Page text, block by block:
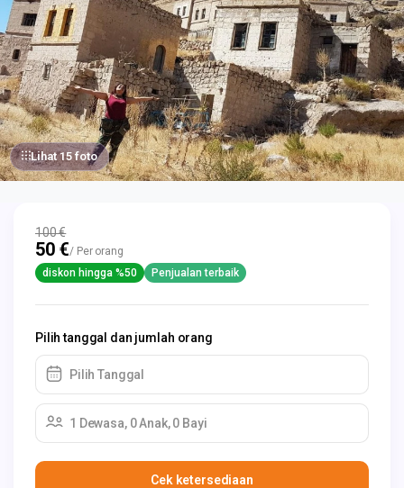
Lihat 15 foto
100 €
50 €/ Per orang
diskon hingga %50
Penjualan terbaik
Pilih tanggal dan jumlah orang
Pilih Tanggal
1 Dewasa, 0 Anak, 0 Bayi
Cek ketersediaan